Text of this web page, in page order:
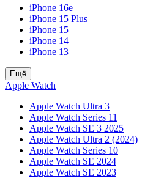
iPhone 16e
iPhone 15 Plus
iPhone 15
iPhone 14
iPhone 13
Ещё
Apple Watch
Apple Watch Ultra 3
Apple Watch Series 11
Apple Watch SE 3 2025
Apple Watch Ultra 2 (2024)
Apple Watch Series 10
Apple Watch SE 2024
Apple Watch SE 2023